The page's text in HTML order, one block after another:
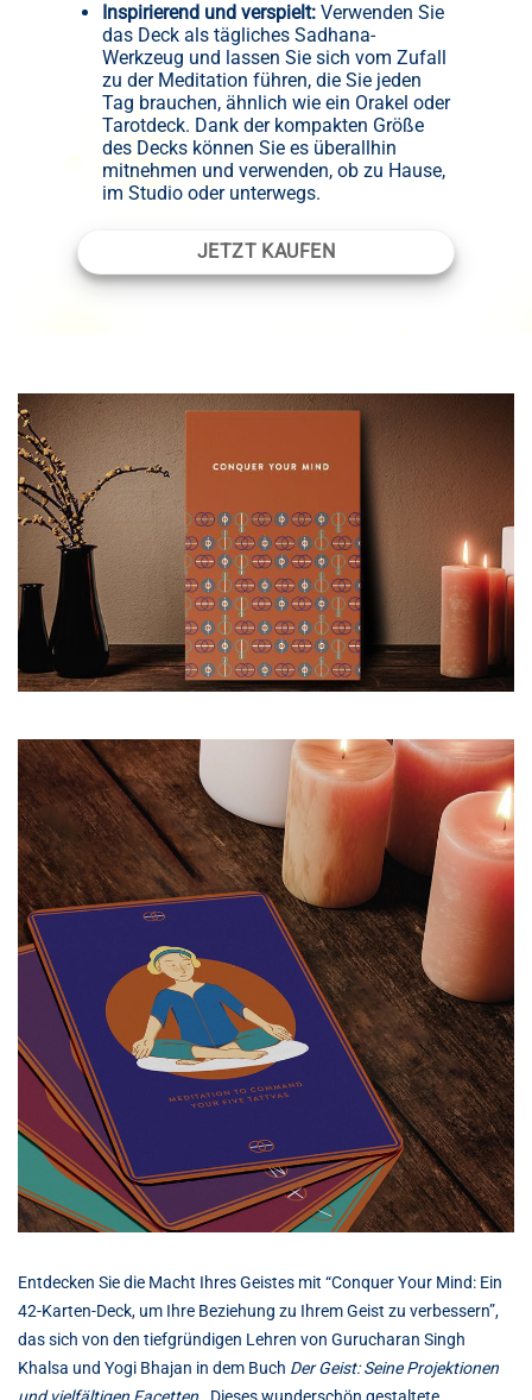
Inspirierend und verspielt:Verwenden Sie
das Deck als tägliches Sadhana-
Werkzeug und lassen Sie sich vom Zufall
zu der Meditation führen, die Sie jeden
Tag brauchen, ähnlich wie ein Orakel oder
Tarotdeck. Dank der kompakten Größe
des Decks können Sie es überallhin
mitnehmen und verwenden, ob zu Hause,
im Studio oder unterwegs.
JETZT KAUFEN
Entdecken Sie die Macht Ihres Geistes mit “Conquer Your Mind: Ein
42-Karten-Deck, um Ihre Beziehung zu Ihrem Geist zu verbessern”,
das sich von den tiefgründigen Lehren von Gurucharan Singh
Khalsa und Yogi Bhajan in dem Buch Der Geist: Seine Projektionen